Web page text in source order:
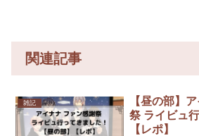
関連記事
雑記
【昼の部】
祭 ライビュ
【レポ】